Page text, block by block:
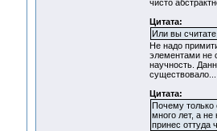
чисто
Цитата:
Или вы
Не надо
элементами не
научность.
Цитата:
Почему
много лет, а
принес оттуда